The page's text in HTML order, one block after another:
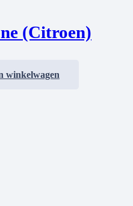
(Citroen)
winkelwagen